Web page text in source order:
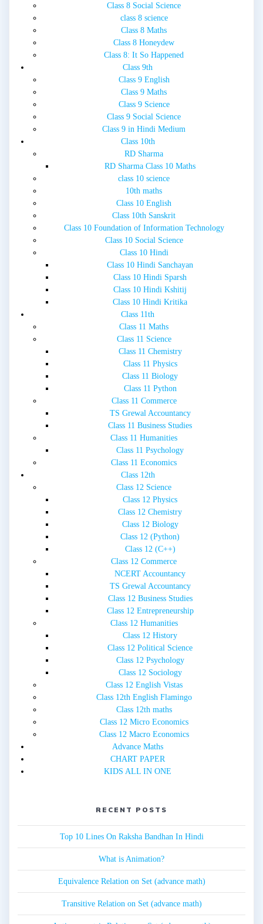
Class 8 Social Science
class 8 science
Class 8 Maths
Class 8 Honeydew
Class 8: It So Happened
Class 9th
Class 9 English
Class 9 Maths
Class 9 Science
Class 9 Social Science
Class 9 in Hindi Medium
Class 10th
RD Sharma
RD Sharma Class 10 Maths
class 10 science
10th maths
Class 10 English
Class 10th Sanskrit
Class 10 Foundation of Information Technology
Class 10 Social Science
Class 10 Hindi
Class 10 Hindi Sanchayan
Class 10 Hindi Sparsh
Class 10 Hindi Kshitij
Class 10 Hindi Kritika
Class 11th
Class 11 Maths
Class 11 Science
Class 11 Chemistry
Class 11 Physics
Class 11 Biology
Class 11 Python
Class 11 Commerce
TS Grewal Accountancy
Class 11 Business Studies
Class 11 Humanities
Class 11 Psychology
Class 11 Economics
Class 12th
Class 12 Science
Class 12 Physics
Class 12 Chemistry
Class 12 Biology
Class 12 (Python)
Class 12 (C++)
Class 12 Commerce
NCERT Accountancy
TS Grewal Accountancy
Class 12 Business Studies
Class 12 Entrepreneurship
Class 12 Humanities
Class 12 History
Class 12 Political Science
Class 12 Psychology
Class 12 Sociology
Class 12 English Vistas
Class 12th English Flamingo
Class 12th maths
Class 12 Micro Economics
Class 12 Macro Economics
Advance Maths
CHART PAPER
KIDS ALL IN ONE
RECENT POSTS
Top 10 Lines On Raksha Bandhan In Hindi
What is Animation?
Equivalence Relation on Set (advance math)
Transitive Relation on Set (advance math)